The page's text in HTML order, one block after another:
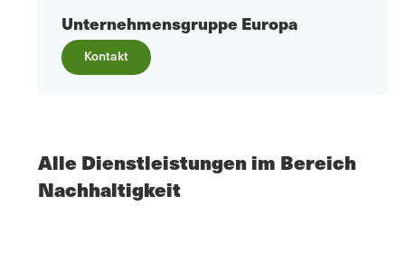
Unternehmensgruppe Europa
Kontakt
Alle Dienstleistungen im Bereich
Nachhaltigkeit